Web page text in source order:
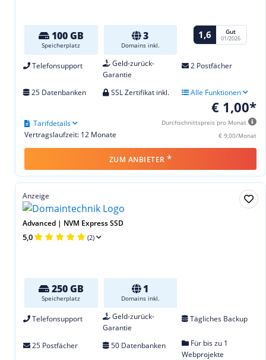
100 GB
Speicherplatz
3
Domains inkl.
1,6 Gut
01/2026
Telefonsupport
Geld-zurück-
Garantie
2 Postfächer
25 Datenbanken SSL Zertifikat inkl. Alle Funktionen
€ 1,00*
Durchschnittspreis pro Monat
€ 9,00/Monat
Vertragslaufzeit: 12 Monate
Tarifdetails
ZUM ANBIETER *
Anzeige
Advanced | NVM Express SSD
5,0 (2)
250 GB
Speicherplatz
1
Domains inkl.
Telefonsupport
Geld-zurück-
Garantie
Tägliches Backup
25 Postfächer 50 Datenbanken
Für bis zu 1
Webprojekte